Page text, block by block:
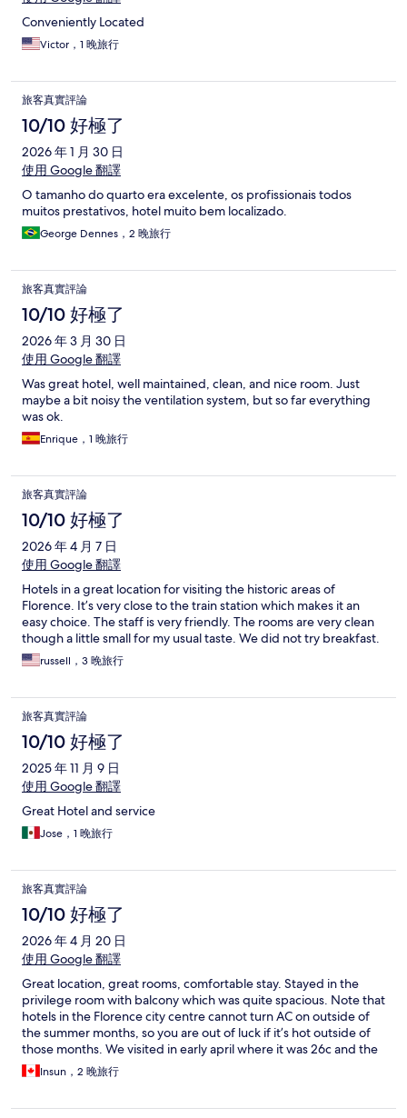
Conveniently Located
Victor，1 晚旅行
旅客真實評論
10/10 好極了
2026 年 1 月 30 日
使用 Google 翻譯
O tamanho do quarto era excelente, os profissionais todos
muitos prestativos, hotel muito bem localizado.
George Dennes，2 晚旅行
旅客真實評論
10/10 好極了
2026 年 3 月 30 日
使用 Google 翻譯
Was great hotel, well maintained, clean, and nice room. Just
maybe a bit noisy the ventilation system, but so far everything
was ok.
Enrique，1 晚旅行
旅客真實評論
10/10 好極了
2026 年 4 月 7 日
使用 Google 翻譯
Hotels in a great location for visiting the historic areas of
Florence. It’s very close to the train station which makes it an
easy choice. The staff is very friendly. The rooms are very clean
though a little small for my usual taste. We did not try breakfast.
russell，3 晚旅行
旅客真實評論
10/10 好極了
2025 年 11 月 9 日
使用 Google 翻譯
Great Hotel and service
Jose，1 晚旅行
旅客真實評論
10/10 好極了
2026 年 4 月 20 日
使用 Google 翻譯
Great location, great rooms, comfortable stay. Stayed in the
privilege room with balcony which was quite spacious. Note that
hotels in the Florence city centre cannot turn AC on outside of
the summer months, so you are out of luck if it’s hot outside of
those months. We visited in early april where it was 26c and the
rooms were 25c but could not cool down.
Insun，2 晚旅行